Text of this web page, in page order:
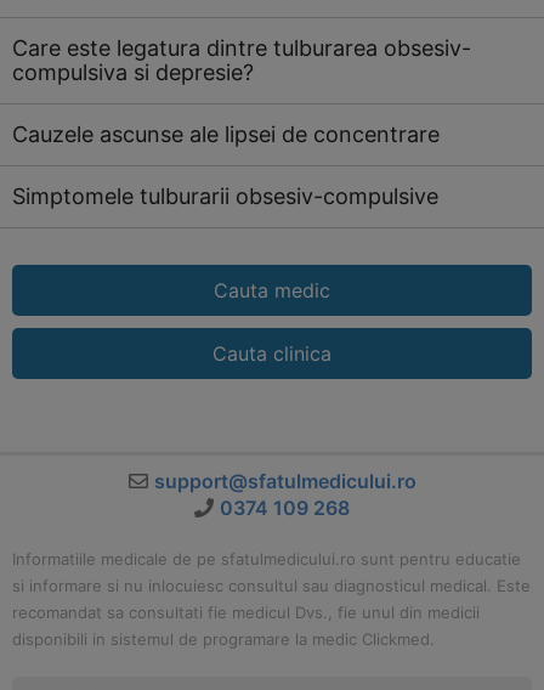
Care este legatura dintre tulburarea obsesiv-
compulsiva si depresie?
Cauzele ascunse ale lipsei de concentrare
Simptomele tulburarii obsesiv-compulsive
Cauta medic
Cauta clinica
support@sfatulmedicului.ro
0374 109 268
Informatiile medicale de pe sfatulmedicului.ro sunt pentru educatie
si informare si nu inlocuiesc consultul sau diagnosticul medical. Este
recomandat sa consultati fie medicul Dvs., fie unul din medicii
disponibili in sistemul de programare la medic Clickmed.